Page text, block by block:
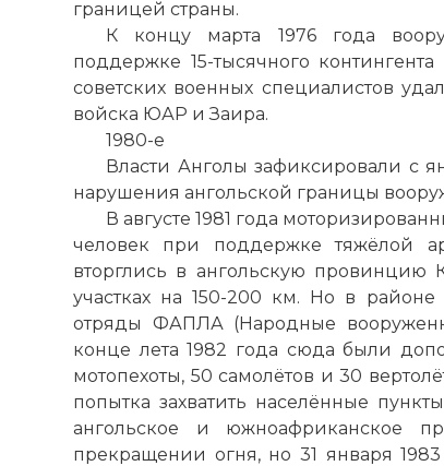
границей страны.
К концу марта 1976 года
поддержке 15-тысячного
советских военных специалистов
войска ЮАР и Заира.
1980-е
Власти Анголы зафиксировали с
нарушения ангольской границы
В августе 1981 года
человек при поддержке тяжёлой
вторглись в ангольскую провинцию
участках на 150-200 км. Но в
отряды ФАПЛА (Народные
конце лета 1982 года сюда были
мотопехоты, 50 самолётов и 30
попытка захватить населённые
ангольское и южноафриканское
прекращении огня, но 31 января